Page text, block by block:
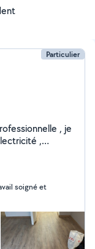
Particulier
, je
,
gratuit . Me